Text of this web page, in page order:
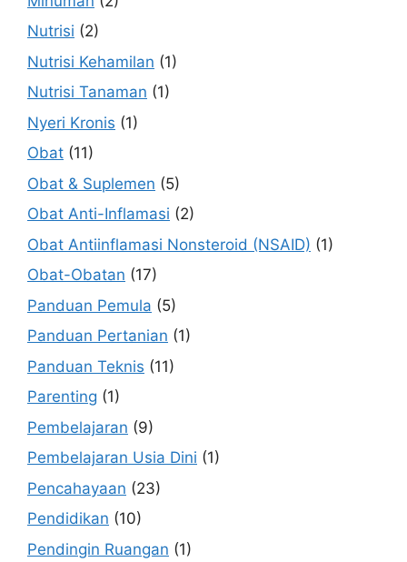
Nutrisi (2)
Nutrisi Kehamilan (1)
Nutrisi Tanaman (1)
Nyeri Kronis (1)
Obat (11)
Obat & Suplemen (5)
Obat Anti-Inflamasi (2)
Obat Antiinflamasi Nonsteroid (NSAID) (1)
Obat-Obatan (17)
Panduan Pemula (5)
Panduan Pertanian (1)
Panduan Teknis (11)
Parenting (1)
Pembelajaran (9)
Pembelajaran Usia Dini (1)
Pencahayaan (23)
Pendidikan (10)
Pendingin Ruangan (1)